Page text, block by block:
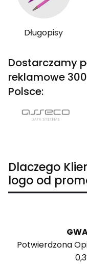
Długopisy
Dostarczamy
reklamowe
Polsce:
Dlaczego
logo od
Potwierdzona